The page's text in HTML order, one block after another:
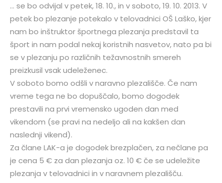
… se bo odvijal v petek, 18. 10., in v soboto, 19. 10. 2013. V
petek bo plezanje potekalo v telovadnici OŠ Laško, kjer
nam bo inštruktor športnega plezanja predstavil ta
šport in nam podal nekaj koristnih nasvetov, nato pa bi
se v plezanju po različnih težavnostnih smereh
preizkusil vsak udeleženec.
V soboto bomo odšli v naravno plezališče. Če nam
vreme tega ne bo dopuščalo, bomo dogodek
prestavili na prvi vremensko ugoden dan med
vikendom (se pravi na nedeljo ali na kakšen dan
naslednji vikend).
Za člane LAK-a je dogodek brezplačen, za nečlane pa
je cena 5 € za dan plezanja oz. 10 € če se udeležite
plezanja v telovadnici in v naravnem plezališču.